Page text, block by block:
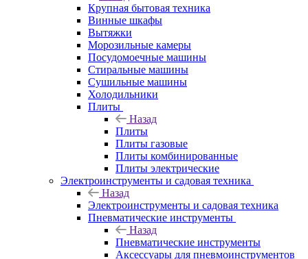
Крупная бытовая техника
Винные шкафы
Вытяжки
Морозильные камеры
Посудомоечные машины
Стиральные машины
Сушильные машины
Холодильники
Плиты
Назад
Плиты
Плиты газовые
Плиты комбинированные
Плиты электрические
Электроинструменты и садовая техника
Назад
Электроинструменты и садовая техника
Пневматические инструменты
Назад
Пневматические инструменты
Аксессуары для пневмоинструментов